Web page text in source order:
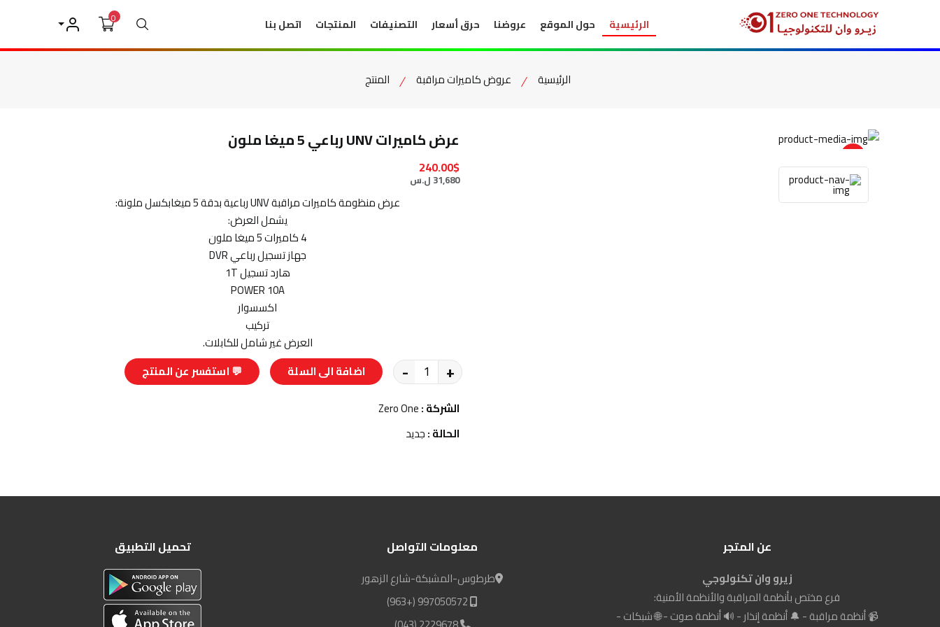
الرئيسية حول الموقع عروضنا حرق أسعار التصنيفات المنتجات اتصل بنا بحث0
حسابي
الرئيسية عروض كاميرات مراقبة المنتج
item view
عرض كاميرات UNV رباعي 5 ميغا ملون
240.00$
31,680 ل.س
عرض منظومة كاميرات مراقبة UNV رباعية بدقة 5 ميغابكسل ملونة:
يشمل العرض:
4 كاميرات 5 ميغا ملون
جهاز تسجيل رباعي DVR
هارد تسجيل 1T
POWER 10A
اكسسوار
تركيب
العرض غير شامل للكابلات.
- + اضافة الى السلة
💬 استفسر عن المنتج
الشركة :Zero One
الحالة :جديد
عن المتجر
زيرو وان تكنولوجي
فرع مختص بأنظمة المراقبة والأنظمة الأمنية:
📹 أنظمة مراقبة - 🔔 أنظمة إنذار - 🔊 أنظمة صوت - 🌐 شبكات -
معلومات التواصل
طرطوس-المشبكة-شارع الزهور
997050572 (+963)
تحميل التطبيق